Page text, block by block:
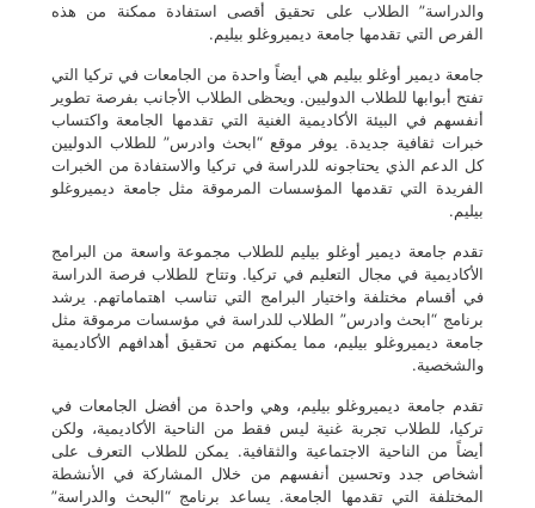
والدراسة” الطلاب على تحقيق أقصى استفادة ممكنة من هذه
الفرص التي تقدمها جامعة ديميروغلو بيليم.
جامعة ديمير أوغلو بيليم هي أيضاً واحدة من الجامعات في تركيا التي
تفتح أبوابها للطلاب الدوليين. ويحظى الطلاب الأجانب بفرصة تطوير
أنفسهم في البيئة الأكاديمية الغنية التي تقدمها الجامعة واكتساب
خبرات ثقافية جديدة. يوفر موقع “ابحث وادرس” للطلاب الدوليين
كل الدعم الذي يحتاجونه للدراسة في تركيا والاستفادة من الخبرات
الفريدة التي تقدمها المؤسسات المرموقة مثل جامعة ديميروغلو
بيليم.
تقدم جامعة ديمير أوغلو بيليم للطلاب مجموعة واسعة من البرامج
الأكاديمية في مجال التعليم في تركيا. وتتاح للطلاب فرصة الدراسة
في أقسام مختلفة واختيار البرامج التي تناسب اهتماماتهم. يرشد
برنامج “ابحث وادرس” الطلاب للدراسة في مؤسسات مرموقة مثل
جامعة ديميروغلو بيليم، مما يمكنهم من تحقيق أهدافهم الأكاديمية
والشخصية.
تقدم جامعة ديميروغلو بيليم، وهي واحدة من أفضل الجامعات في
تركيا، للطلاب تجربة غنية ليس فقط من الناحية الأكاديمية، ولكن
أيضاً من الناحية الاجتماعية والثقافية. يمكن للطلاب التعرف على
أشخاص جدد وتحسين أنفسهم من خلال المشاركة في الأنشطة
المختلفة التي تقدمها الجامعة. يساعد برنامج “البحث والدراسة”